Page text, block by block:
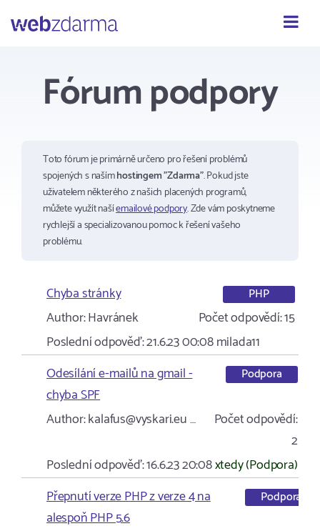
Fórum podpory
Toto fórum je primárně určeno pro řešení problémů
spojených s našímhostingem "Zdarma". Pokud jste
uživatelem některého z našich placených programů,
můžete využít našíemailové podpory. Zde vám poskytneme
rychlejší a specializovanou pomoc k řešení vašeho
problému.
Chyba stránky PHP
Author:Havránek Počet odpovědí:15
Poslední odpověď:21.6.23 00:08milada11
Odesílání e-mailů na gmail -
chyba SPF
Podpora
Author:kalafus@vyskari.eu …
Počet odpovědí:
2
Poslední odpověď:16.6.23 20:08xtedy (Podpora)
Přepnutí verze PHP z verze 4 na
alespoň PHP 5.6
Podpora